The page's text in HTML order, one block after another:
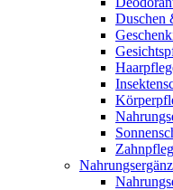
Duschen